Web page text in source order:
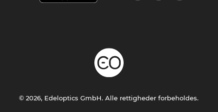
© 2026, Edeloptics GmbH. Alle rettigheder forbeholdes.